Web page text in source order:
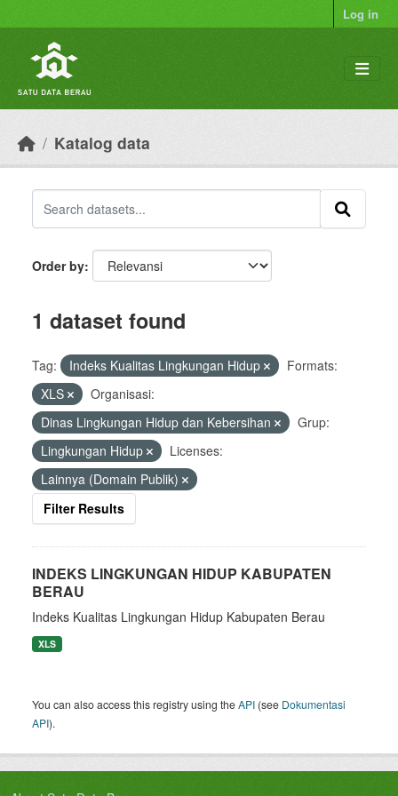
Log in
Katalog data
Order by
1 dataset found
Tag: Indeks Kualitas Lingkungan Hidup
Formats:
XLS
Organisasi:
Dinas Lingkungan Hidup dan Kebersihan
Grup:
Lingkungan Hidup
Licenses:
Lainnya (Domain Publik)
Filter Results
INDEKS LINGKUNGAN HIDUP KABUPATEN
BERAU
Indeks Kualitas Lingkungan Hidup Kabupaten Berau
XLS
You can also access this registry using theAPI (see Dokumentasi
API).